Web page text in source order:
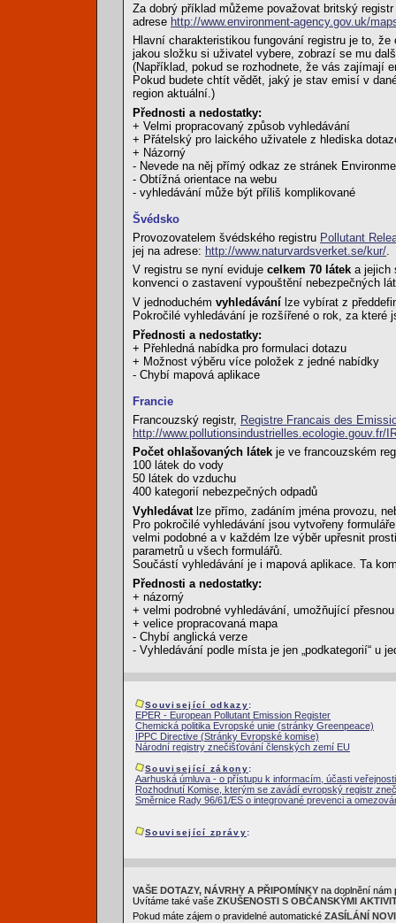
Za dobrý příklad můžeme považovat britský registr
adrese http://www.environment-agency.gov.uk/
Hlavní charakteristikou fungování registru je to,
jakou složku si uživatel vybere, zobrazí se mu
(Například, pokud se rozhodnete, že vás zajímají
Pokud budete chtít vědět, jaký je stav emisí v
region aktuální.)
Přednosti a nedostatky:
+ Velmi propracovaný způsob vyhledávání
+ Přátelský pro laického uživatele z hlediska
+ Názorný
- Nevede na něj přímý odkaz ze stránek
- Obtížná orientace na webu
- vyhledávání může být příliš komplikované
Švédsko
Provozovatelem švédského registru Pollutant
jej na adrese: http://www.naturvardsverket.se/kur/
V registru se nyní eviduje celkem 70 látek a jejich
konvenci o zastavení vypouštění nebezpečných
V jednoduchém vyhledávání lze vybírat z
Pokročilé vyhledávání je rozšířené o rok, za
Přednosti a nedostatky:
+ Přehledná nabídka pro formulaci dotazu
+ Možnost výběru více položek z jedné nabídky
- Chybí mapová aplikace
Francie
Francouzský registr, Registre Francais des
http://www.pollutionsindustrielles.ecologie.gouv.fr/
Počet ohlašovaných látek je ve francouzském
100 látek do vody
50 látek do vzduchu
400 kategorií nebezpečných odpadů
Vyhledávat lze přímo, zadáním jména provozu,
Pro pokročilé vyhledávání jsou vytvořeny
velmi podobné a v každém lze výběr upřesnit
parametrů u všech formulářů.
Součástí vyhledávání je i mapová aplikace. Ta
Přednosti a nedostatky:
+ názorný
+ velmi podrobné vyhledávání, umožňující
+ velice propracovaná mapa
- Chybí anglická verze
- Vyhledávání podle místa je jen „podkategorií“ u
Související odkazy:
EPER - European Pollutant Emission Register
Chemická politika Evropské unie (stránky Greenpeace)
IPPC Directive (Stránky Evropské komise)
Národní registry znečišťování členských zemí EU
Související zákony:
Aarhuská úmluva - o přístupu k informacím, účasti
Rozhodnutí Komise, kterým se zavádí evropský registr
Směrnice Rady 96/61/ES o integrované prevenci a
Související zprávy:
VAŠE DOTAZY, NÁVRHY A PŘIPOMÍNKY na doplnění
Uvítáme také vaše ZKUŠENOSTI S OBČANSKÝMI
Pokud máte zájem o pravidelné automatické ZASÍLÁNÍ